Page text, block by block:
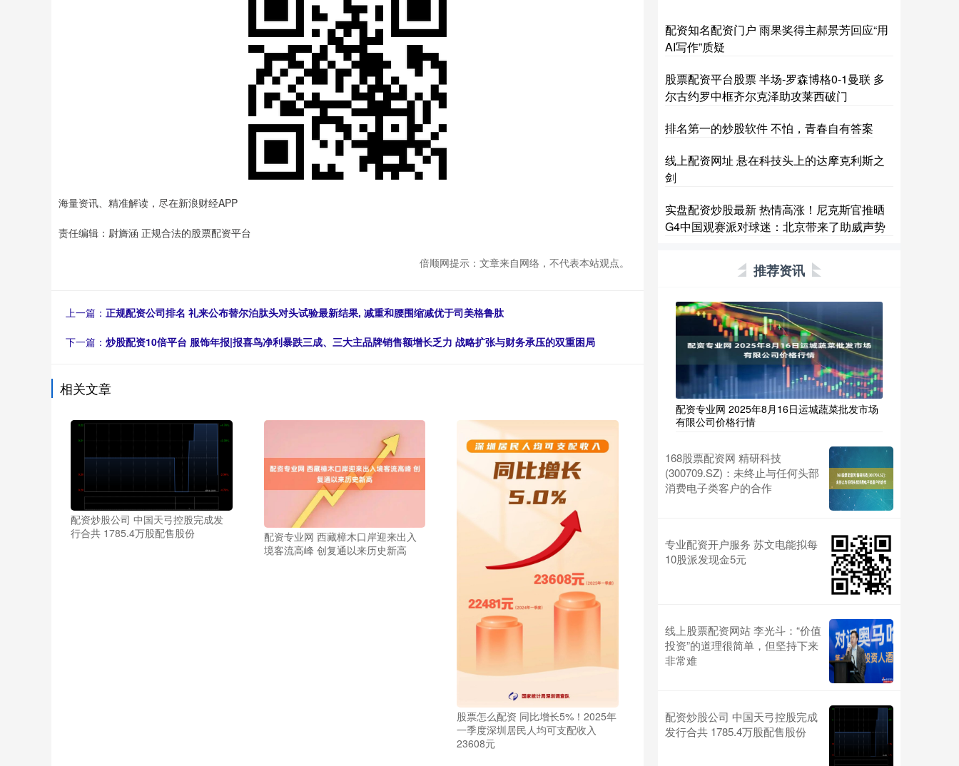
海量资讯、精准解读，尽在新浪财经APP
责任编辑：尉旖涵 正规合法的股票配资平台
倍顺网提示：文章来自网络，不代表本站观点。
上一篇： 正规配资公司排名 礼来公布替尔泊肽头对头试验最新结果, 减重和腰围缩减优于司美格鲁肽
下一篇： 炒股配资10倍平台 服饰年报|报喜鸟净利暴跌三成、三大主品牌销售额增长乏力 战略扩张与财务承压的双重困局
相关文章
配资炒股公司 中国天弓控股完成发
行合共 1785.4万股配售股份
配资专业网 西藏樟木口岸迎来出入
境客流高峰 创复通以来历史新高
股票怎么配资 同比增长5%！2025年
一季度深圳居民人均可支配收入
23608元
配资知名配资门户 雨果奖得主郝景芳回应“用
AI写作”质疑
股票配资平台股票 半场-罗森博格0-1曼联 多
尔古约罗中框齐尔克泽助攻莱西破门
排名第一的炒股软件 不怕，青春自有答案
线上配资网址 悬在科技头上的达摩克利斯之
剑
实盘配资炒股最新 热情高涨！尼克斯官推晒
G4中国观赛派对球迷：北京带来了助威声势
推荐资讯
配资专业网 2025年8月16日运城蔬菜批发市场
有限公司价格行情
168股票配资网 精研科技
(300709.SZ)：未终止与任何头部
消费电子类客户的合作
专业配资开户服务 苏文电能拟每
10股派发现金5元
线上股票配资网站 李光斗：“价值
投资”的道理很简单，但坚持下来
非常难
配资炒股公司 中国天弓控股完成
发行合共 1785.4万股配售股份